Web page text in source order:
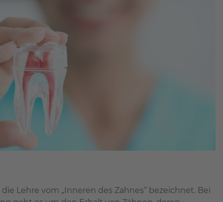
Lehre vom „Inneren des Zahnes“ bezeichnet. Bei